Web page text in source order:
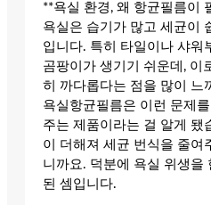
**욕실 환경, 왜 항균필름이
욕실은 습기가 많고 세균이
입니다. 특히 타일이나 샤워
곰팡이가 생기기 쉬운데, 이
히 까다롭다는 점을 많이 느
욕실항균필름은 이런 문제
주는 제품이라는 걸 알게 됐
이 더해져 세균 번식을 줄여
니까요. 덕분에 욕실 위생을
된 셈입니다.